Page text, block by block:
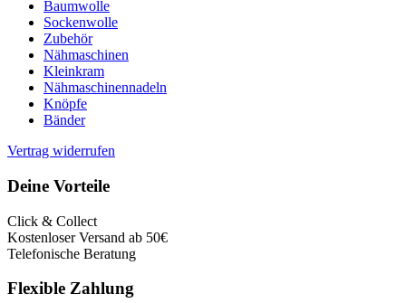
Baumwolle
Sockenwolle
Zubehör
Nähmaschinen
Kleinkram
Nähmaschinennadeln
Knöpfe
Bänder
Vertrag widerrufen
Deine Vorteile
Click & Collect
Kostenloser Versand ab 50€
Telefonische Beratung
Flexible Zahlung